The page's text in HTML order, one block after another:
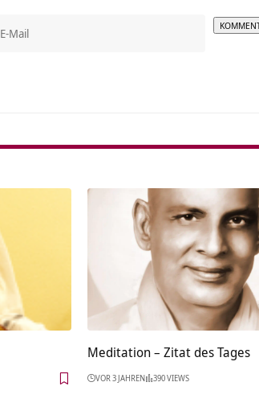
Meditation – Zitat des Tages
VOR 3 JAHREN 390 VIEWS